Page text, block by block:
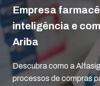
Empresa
inteligência e
Ariba
Descubra como a
processos de compras